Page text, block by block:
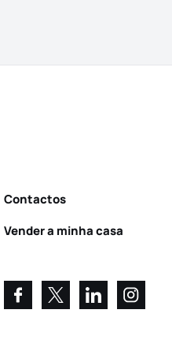
Contactos
Vender a minha casa